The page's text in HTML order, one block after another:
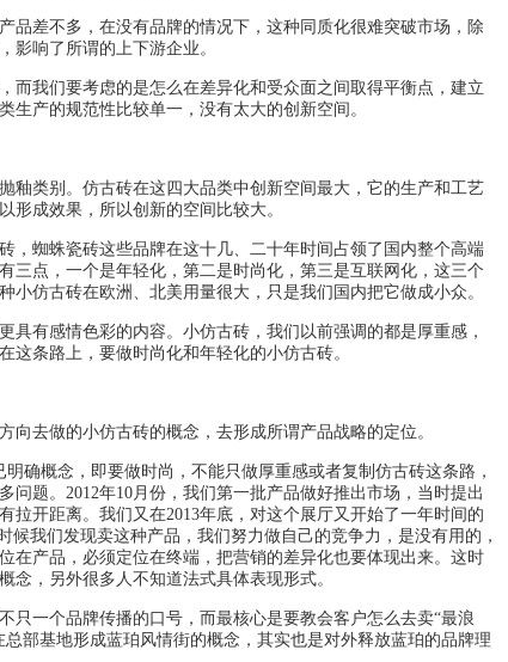
差不多，在没有品牌的情况下，这种同质化很难突破市场，除
影响了所谓的上下游企业。
我们要考虑的是怎么在差异化和受众面之间取得平衡点，建立
产的规范性比较单一，没有太大的创新空间。
类别。仿古砖在这四大品类中创新空间最大，它的生产和工艺
成效果，所以创新的空间比较大。
蜘蛛瓷砖这些品牌在这十几、二十年时间占领了国内整个高端
三点，一个是年轻化，第二是时尚化，第三是互联网化，这三个
仿古砖在欧洲、北美用量很大，只是我们国内把它做成小众。
有感情色彩的内容。小仿古砖，我们以前强调的都是厚重感，
条路上，要做时尚化和年轻化的小仿古砖。
去做的小仿古砖的概念，去形成所谓产品战略的定位。
概念，即要做时尚，不能只做厚重感或者复制仿古砖这条路，
题。2012年10月份，我们第一批产品做好推出市场，当时提出
开距离。我们又在2013年底，对这个展厅又开始了一年时间的
我们发现卖这种产品，我们努力做自己的竞争力，是没有用的，
在产品，必须定位在终端，把营销的差异化也要体现出来。这时
，另外很多人不知道法式具体表现形式。
一个品牌传播的口号，而最核心是要教会客户怎么去卖“最浪
部基地形成蓝珀风情街的概念，其实也是对外释放蓝珀的品牌理